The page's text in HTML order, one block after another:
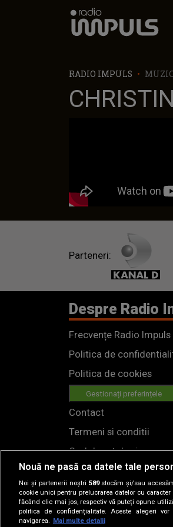
Radio Impuls
RADIO IMPULS
Parteneri:
Despre Radio
Frecvențe Radio Impuls
Politica de
Politica de cookies
Gestionați preferințele
Contact
Termeni si conditii
Cod deontologic
Regulamente
Nouă ne pasă ca datele tale
Noi și partenerii noștri 589stocăm și/sau
cookie unici pentru prelucrarea datelor cu
făcând clic mai jos, respectiv vă puteți opune
politica de confidențialitate. Aceste alegeri
navigarea.
Mai multe detalii